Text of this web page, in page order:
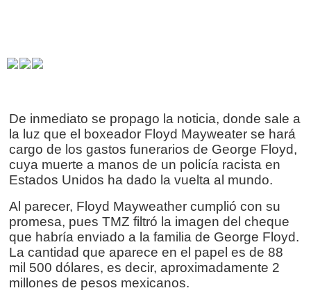
De inmediato se propago la noticia, donde sale a
la luz que el boxeador Floyd Mayweater se hará
cargo de los gastos funerarios de George Floyd,
cuya muerte a manos de un policía racista en
Estados Unidos ha dado la vuelta al mundo.
Al parecer, Floyd Mayweather cumplió con su
promesa, pues TMZ filtró la imagen del cheque
que habría enviado a la familia de George Floyd.
La cantidad que aparece en el papel es de 88
mil 500 dólares, es decir, aproximadamente 2
millones de pesos mexicanos.